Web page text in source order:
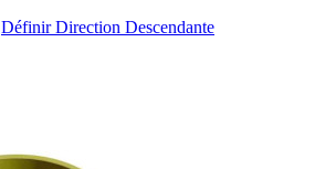
Définir Direction Descendante